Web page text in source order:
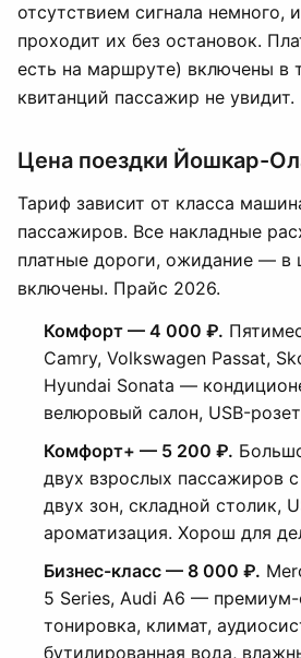
отсутствием сигнала немного,
проходит их без остановок.
есть на маршруте) включены
квитанций пассажир не увидит.
Цена поездки Йошкар-
Тариф зависит от класса
пассажиров. Все накладные
платные дороги, ожидание — в
включены. Прайс 2026.
Комфорт — 4 000 ₽.
Camry, Volkswagen Passat,
Hyundai Sonata —
велюровый салон, USB-
Комфорт+ — 5 200 ₽.
двух взрослых пассажиров
двух зон, складной столик,
ароматизация. Хорош для
Бизнес-класс — 8 000 ₽.
5 Series, Audi A6 — премиум-
тонировка, климат,
бутилированная вода,